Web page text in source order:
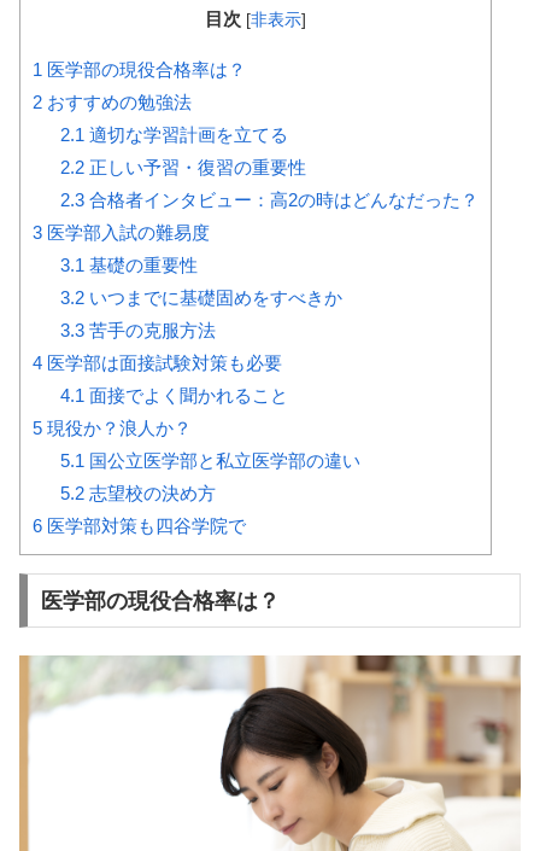
目次 [非表示]
1 医学部の現役合格率は？
2 おすすめの勉強法
2.1 適切な学習計画を立てる
2.2正しい予習・復習の重要性
2.3合格者インタビュー：高2の時はどんなだった？
3 医学部入試の難易度
3.1 基礎の重要性
3.2いつまでに基礎固めをすべきか
3.3苦手の克服方法
4 医学部は面接試験対策も必要
4.1 面接でよく聞かれること
5 現役か？浪人か？
5.1 国公立医学部と私立医学部の違い
5.2志望校の決め方
6 医学部対策も四谷学院で
医学部の現役合格率は？